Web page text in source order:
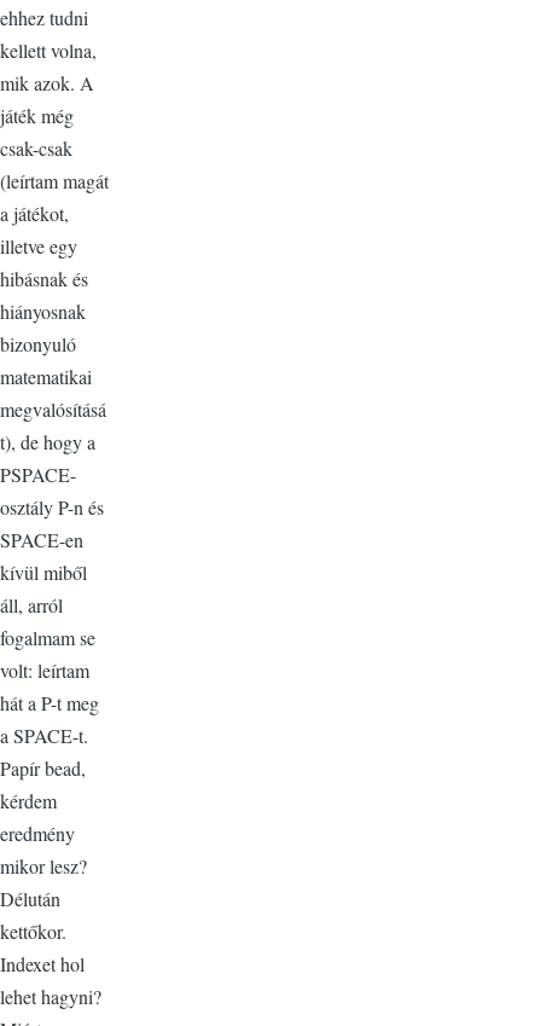
ehhez tudni
kellett volna,
mik azok. A
játék még
csak-csak
(leírtam magát
a játékot,
illetve egy
hibásnak és
hiányosnak
bizonyuló
matematikai
megvalósításá
t), de hogy a
PSPACE-
osztály P-n és
SPACE-en
kívül miből
áll, arról
fogalmam se
volt: leírtam
hát a P-t meg
a SPACE-t.
Papír bead,
kérdem
eredmény
mikor lesz?
Délután
kettőkor.
Indexet hol
lehet hagyni?